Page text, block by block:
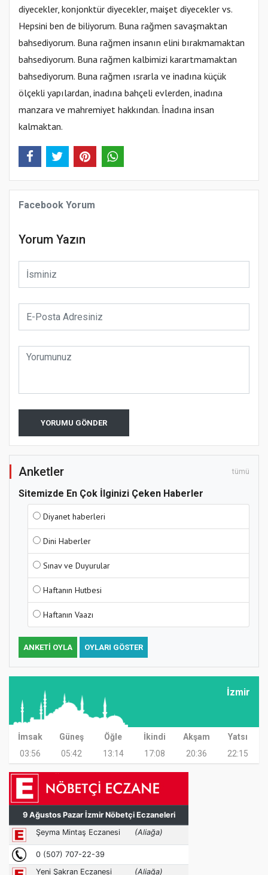
diyecekler, konjonktür diyecekler, maişet diyecekler vs.
Hepsini ben de biliyorum. Buna rağmen savaşmaktan
bahsediyorum. Buna rağmen insanın elini bırakmamaktan
bahsediyorum. Buna rağmen kalbimizi karartmamaktan
bahsediyorum. Buna rağmen ısrarla ve inadına küçük
ölçekli yapılardan, inadına bahçeli evlerden, inadına
manzara ve mahremiyet hakkından. İnadına insan
kalmaktan.
Facebook Yorum
Yorum Yazın
YORUMU GÖNDER
Anketler tümü
Sitemizde En Çok İlginizi Çeken Haberler
Diyanet haberleri
Dini Haberler
Sınav ve Duyurular
Haftanın Hutbesi
Haftanın Vaazı
ANKETI OYLA OYLARI GÖSTER
İzmir
İmsak Güneş Öğle İkindi Akşam
Yatsı
03:56
05:42 13:14 17:08 20:36 22:15